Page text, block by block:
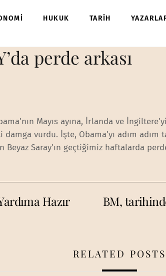
HUKUK TARİH
perde arkası
Mayıs ayına, İrlanda ve
vurdu. İşte, Obama’yı adım adım
Beyaz Saray’ın geçtiğimiz haftalarda
Hazır BM,
RELATED POSTS